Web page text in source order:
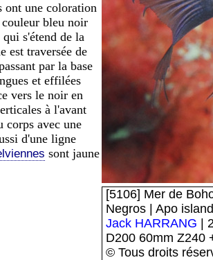
ont une coloration
bleu noir
s'étend de la
est traversée de
par la base
et effilées
vers le noir en
à l'avant
corps avec une
d'une ligne
sont jaune
[5106] Mer de
Negros | Apo
Jack HARRANG |
D200 60mm Z240
© Tous droits